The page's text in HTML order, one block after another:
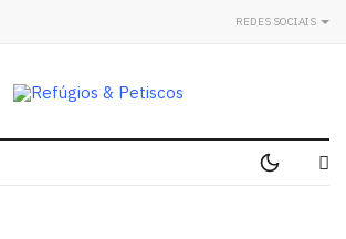
REDES SOCIAIS